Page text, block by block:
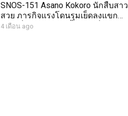
SNOS-151 Asano Kokoro นักสืบสาว
สวย ภารกิจแรงโดนรุมเย็ดลงแขก
ทาสเซ็กส์ หีถูกแหกน้ำแตกเต็มรู
4 เดือน ago